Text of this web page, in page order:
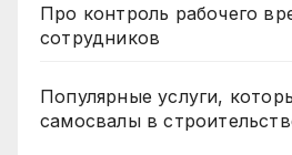
Про контроль рабочего
сотрудников
Популярные услуги,
самосвалы в